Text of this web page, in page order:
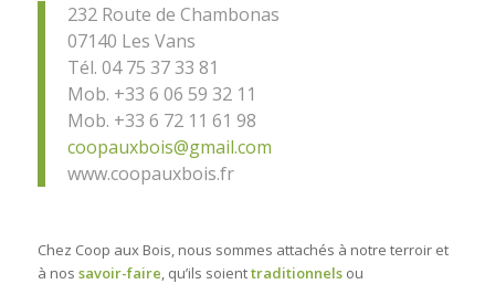
232 Route de Chambonas
07140 Les Vans
Tél. 04 75 37 33 81
Mob. +33 6 06 59 32 11
Mob. +33 6 72 11 61 98
coopauxbois@gmail.com
www.coopauxbois.fr
Chez Coop aux Bois, nous sommes attachés à notre terroir et
à nos savoir-faire, qu’ils soienttraditionnelsou